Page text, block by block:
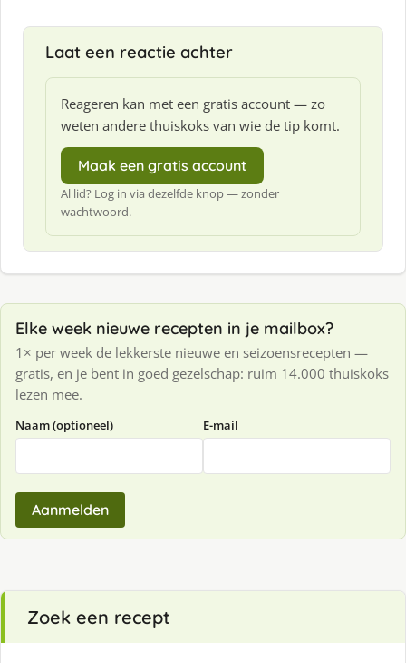
Laat een reactie achter
Reageren kan met een gratis account — zo
weten andere thuiskoks van wie de tip komt.
Maak een gratis account
Al lid? Log in via dezelfde knop — zonder
wachtwoord.
Elke week nieuwe recepten in je mailbox?
1× per week de lekkerste nieuwe en seizoensrecepten —
gratis, en je bent in goed gezelschap: ruim 14.000 thuiskoks
lezen mee.
Naam (optioneel) E-mail
Aanmelden
Zoek een recept